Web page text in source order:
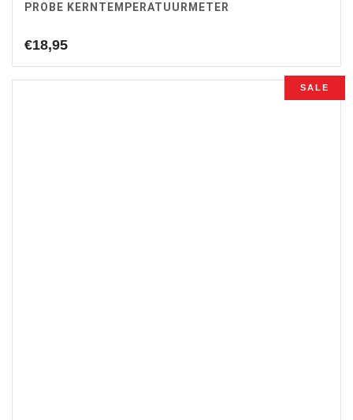
PROBE KERNTEMPERATUURMETER
€18,95
SALE